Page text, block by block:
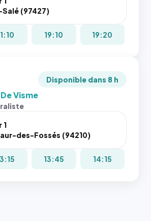
(97427)
19:10 19:20
Disponible dans 8 h
Visme
1
des-Fossés (94210)
13:45 14:15